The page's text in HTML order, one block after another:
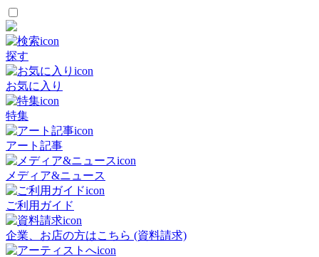
探す
お気に入り
特集
アート記事
メディア&ニュース
ご利用ガイド
企業、お店の方はこちら (資料請求)